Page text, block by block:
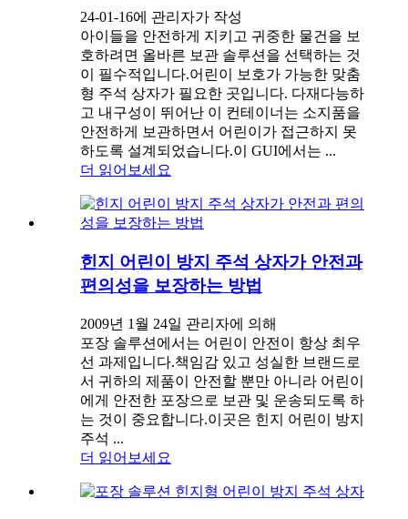
24-01-16에 관리자가 작성
아이들을 안전하게 지키고 귀중한 물건을 보
호하려면 올바른 보관 솔루션을 선택하는 것
이 필수적입니다.어린이 보호가 가능한 맞춤
형 주석 상자가 필요한 곳입니다. 다재다능하
고 내구성이 뛰어난 이 컨테이너는 소지품을
안전하게 보관하면서 어린이가 접근하지 못
하도록 설계되었습니다.이 GUI에서는 ...
더 읽어보세요
힌지 어린이 방지 주석 상자가 안전과
편의성을 보장하는 방법
2009년 1월 24일 관리자에 의해
포장 솔루션에서는 어린이 안전이 항상 최우
선 과제입니다.책임감 있고 성실한 브랜드로
서 귀하의 제품이 안전할 뿐만 아니라 어린이
에게 안전한 포장으로 보관 및 운송되도록 하
는 것이 중요합니다.이곳은 힌지 어린이 방지
주석 ...
더 읽어보세요